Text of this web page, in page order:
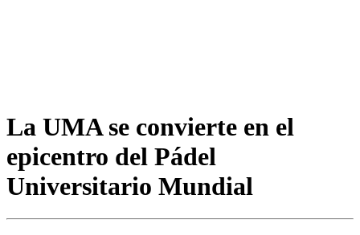
La UMA se convierte en el
epicentro del Pádel
Universitario Mundial